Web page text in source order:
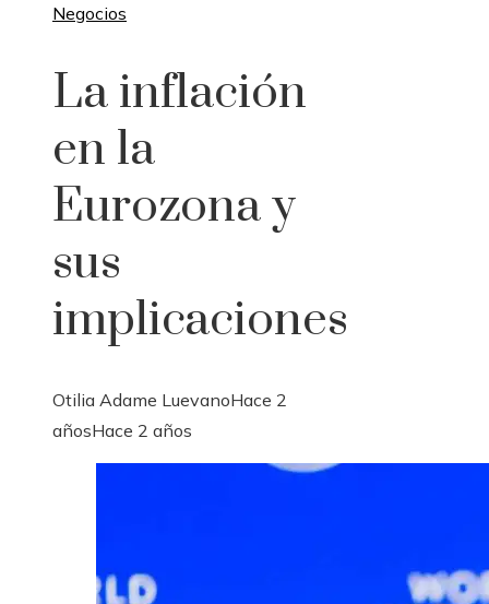
Negocios
La inflación
en la
Eurozona y
sus
implicaciones
Otilia Adame LuevanoHace 2
añosHace 2 años